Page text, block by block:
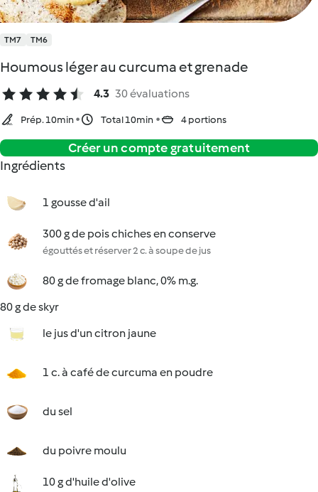
TM7 TM6
Houmous léger au curcuma et grenade
4.3 30 évaluations
Prép. 10min Total 10min 4 portions
Créer un compte gratuitement
Ingrédients
1 gousse d'ail
300 g de pois chiches en conserve
égouttés et réserver 2 c. à soupe de jus
80 g de fromage blanc, 0% m.g.
80 g de skyr
le jus d'un citron jaune
1 c. à café de curcuma en poudre
du sel
du poivre moulu
10 g d'huile d'olive